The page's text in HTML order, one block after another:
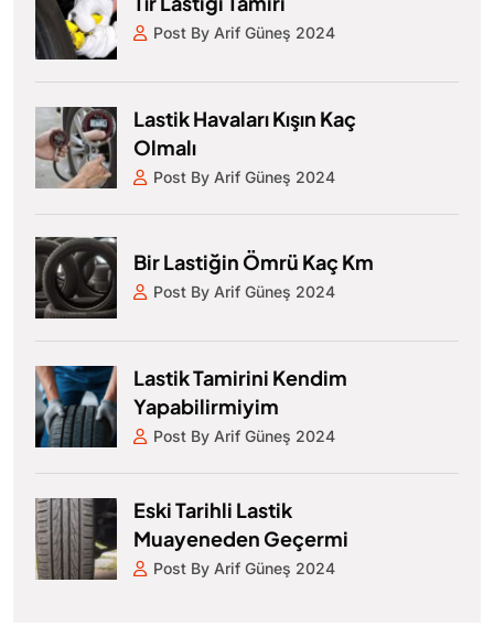
Post By Arif Güneş 2024
Lastik Havaları Kışın Kaç
Olmalı
Post By Arif Güneş 2024
Bir Lastiğin Ömrü Kaç Km
Post By Arif Güneş 2024
Lastik Tamirini Kendim
Yapabilirmiyim
Post By Arif Güneş 2024
Eski Tarihli Lastik
Muayeneden Geçermi
Post By Arif Güneş 2024